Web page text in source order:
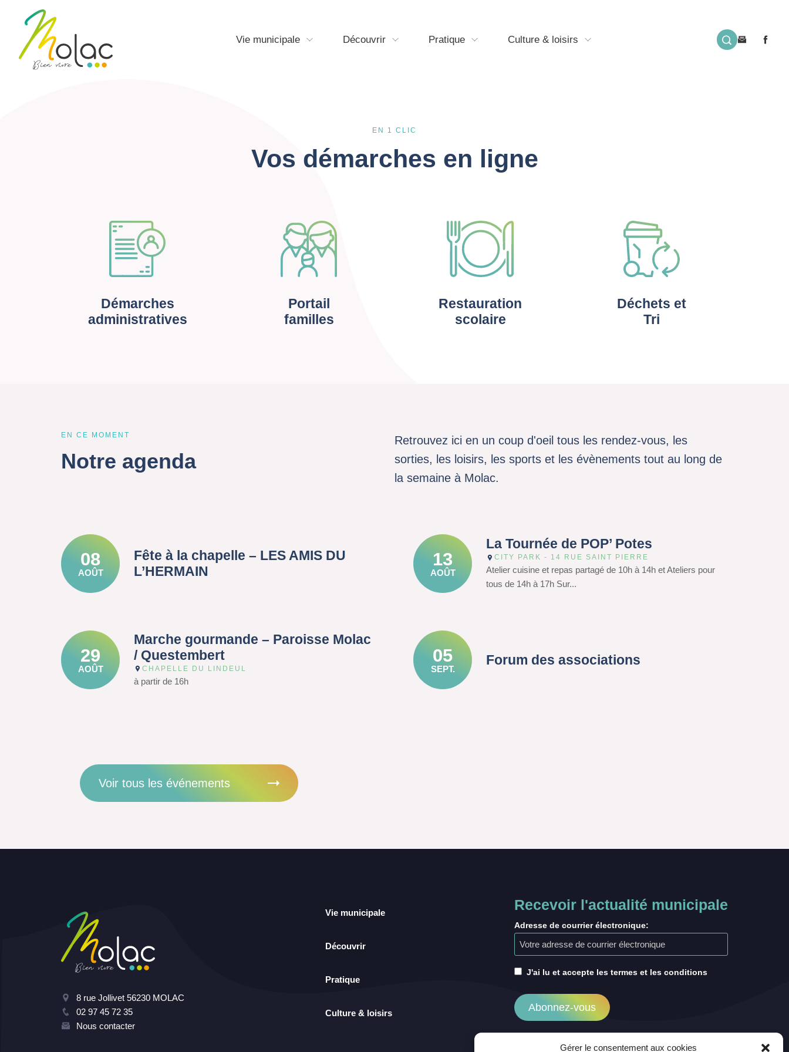
Gérer le consentement aux cookies
Vie municipale Découvrir Pratique Culture & loisirs
EN 1 CLIC
Vos démarches en ligne
Démarches
administratives
Portail
familles
Restauration
scolaire
Déchets et
Tri
EN CE MOMENT
Notre agenda
Retrouvez ici en un coup d'oeil tous les rendez-vous, les
sorties, les loisirs, les sports et les évènements tout au long de
la semaine à Molac.
08
AOÛT
Fête à la chapelle – LES AMIS DU
L’HERMAIN
13
AOÛT
La Tournée de POP’ Potes
CITY PARK - 14 RUE SAINT PIERRE
Atelier cuisine et repas partagé de 10h à 14h et Ateliers pour
tous de 14h à 17h Sur...
29
AOÛT
Marche gourmande – Paroisse Molac
/ Questembert
CHAPELLE DU LINDEUL
à partir de 16h
05
SEPT.
Forum des associations
Voir tous les événements
8 rue Jollivet 56230 MOLAC
02 97 45 72 35
Nous contacter
Vie municipale
Découvrir
Pratique
Culture & loisirs
Recevoir l'actualité municipale
Adresse de courrier électronique:
J'ai lu et accepte les termes et les conditions